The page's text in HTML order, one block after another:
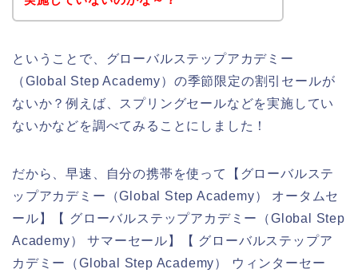
ということで、グローバルステップアカデミー
（Global Step Academy）の季節限定の割引セールが
ないか？例えば、スプリングセールなどを実施してい
ないかなどを調べてみることにしました！
だから、早速、自分の携帯を使って【グローバルステ
ップアカデミー（Global Step Academy） オータムセ
ール】【 グローバルステップアカデミー（Global Step
Academy） サマーセール】【 グローバルステップア
カデミー（Global Step Academy） ウィンターセー